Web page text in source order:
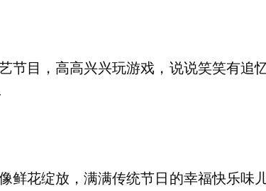
节目，高高兴兴玩游戏，说说笑笑有追
鲜花绽放，满满传统节日的幸福快乐味